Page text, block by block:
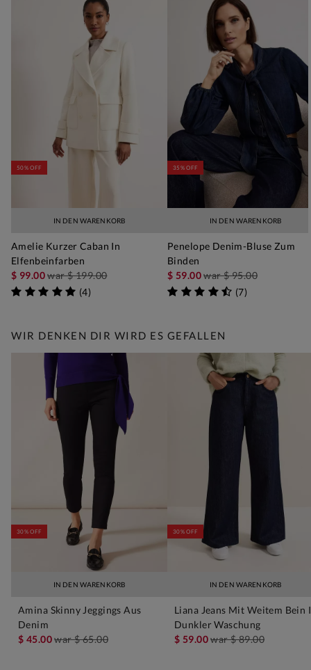
IN DEN WARENKORB
50% OFF
Amelie Kurzer Caban In
Elfenbeinfarben
$ 99.00war$ 199.00
(4)
IN DEN WARENKORB
35% OFF
Penelope Denim-Bluse Zum
Binden
$ 59.00war$ 95.00
(7)
WIR DENKEN DIR WIRD ES GEFALLEN
IN DEN WARENKORB
30% OFF
Amina Skinny Jeggings Aus
Denim
$ 45.00war$ 65.00
IN DEN WARENKORB
30% OFF
Liana Jeans Mit Weitem Bein
Dunkler Waschung
$ 59.00war$ 89.00